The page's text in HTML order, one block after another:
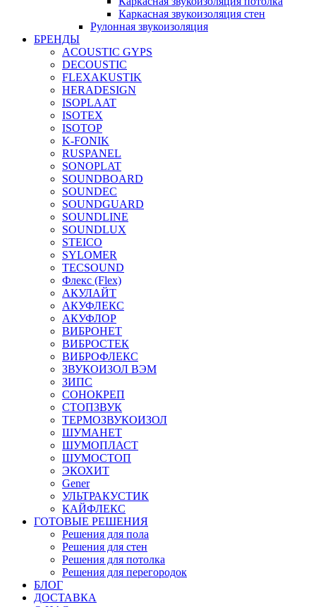
Каркасная звукоизоляция стен
Рулонная звукоизоляция
БРЕНДЫ
ACOUSTIC GYPS
DECOUSTIC
FLEXAKUSTIK
HERADESIGN
ISOPLAAT
ISOTEX
ISOTOP
K-FONIK
RUSPANEL
SONOPLAT
SOUNDBOARD
SOUNDEC
SOUNDGUARD
SOUNDLINE
SOUNDLUX
STEICO
SYLOMER
TECSOUND
Флекс (Flex)
АКУЛАЙТ
АКУФЛЕКС
АКУФЛОР
ВИБРОНЕТ
ВИБРОСТЕК
ВИБРОФЛЕКС
ЗВУКОИЗОЛ ВЭМ
ЗИПС
СОНОКРЕП
СТОПЗВУК
ТЕРМОЗВУКОИЗОЛ
ШУМАНЕТ
ШУМОПЛАСТ
ШУМОСТОП
ЭКОХИТ
Gener
УЛЬТРАКУСТИК
КАЙФЛЕКС
ГОТОВЫЕ РЕШЕНИЯ
Решения для пола
Решения для стен
Решения для потолка
Решения для перегородок
БЛОГ
ДОСТАВКА